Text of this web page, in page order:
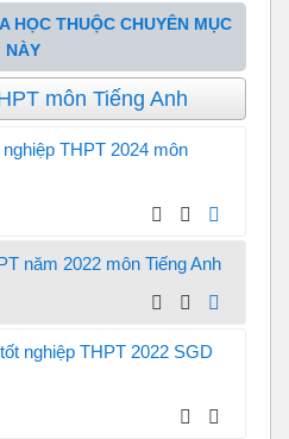
HỌC THUỘC CHUYÊN MỤC
NÀY
môn Tiếng Anh
THPT 2024 môn
năm 2022 môn Tiếng Anh
nghiệp THPT 2022 SGD